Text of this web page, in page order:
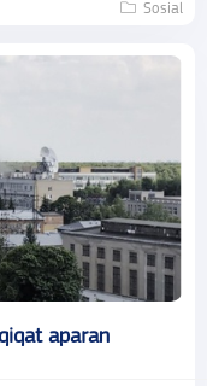
Sosial
aparan